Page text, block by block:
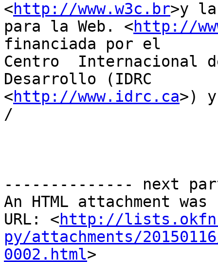
<http://www.w3c.br>y la
para la Web. <http://
financiada por el
Centro  Internacional
Desarrollo (IDRC
<http://www.idrc.ca>)
/
-------------- next
An HTML attachment
URL: <http://
py/attachments/
0002.html>